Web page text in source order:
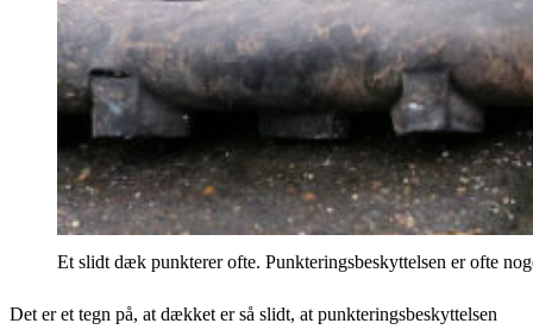
Et slidt dæk punkterer ofte. Punkteringsbeskyttelsen er ofte
Det er et tegn på, at dækket er så slidt, at punkteringsbeskyttelsen